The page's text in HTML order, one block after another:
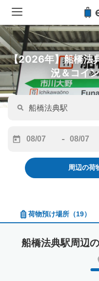
【2026年】船橋法
況＆コイ
forward
interact
calendar
and
a
date.
-
to
interact
calendar
and
a
date.
周辺の荷
荷物預け場所 （19）
船橋法典駅周辺